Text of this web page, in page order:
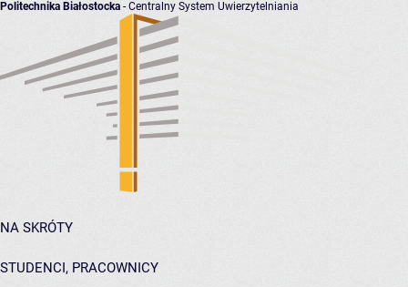
Politechnika Białostocka - Centralny System Uwierzytelniania
NA SKRÓTY
STUDENCI, PRACOWNICY